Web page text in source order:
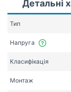
Детальні
Тип
Напруга
Класифікація
Монтаж